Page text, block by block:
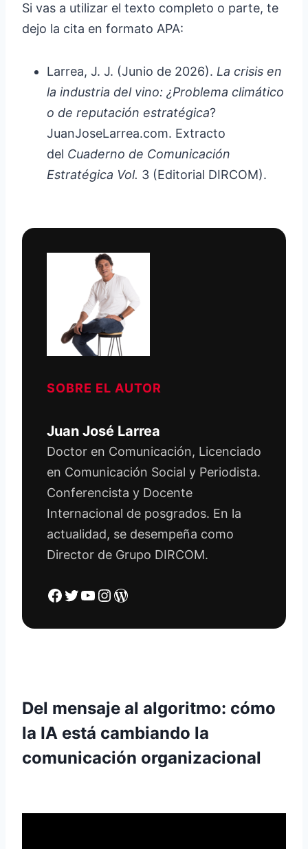
Si vas a utilizar el texto completo o parte, te
dejo la cita en formato APA:
Larrea, J. J. (Junio de 2026). La crisis en
la industria del vino: ¿Problema climático
o de reputación estratégica?
JuanJoseLarrea.com. Extracto
del Cuaderno de Comunicación
Estratégica Vol. 3 (Editorial DIRCOM).
SOBRE EL AUTOR
Juan José Larrea
Doctor en Comunicación, Licenciado
en Comunicación Social y Periodista.
Conferencista y Docente
Internacional de posgrados. En la
actualidad, se desempeña como
Director de Grupo DIRCOM.
Facebook Twitter YouTube Instagram WordPress
Del mensaje al algoritmo: cómo
la IA está cambiando la
comunicación organizacional